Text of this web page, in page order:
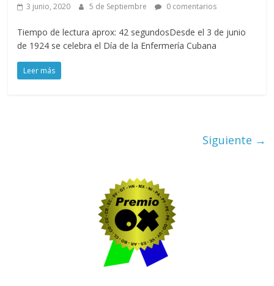
3 junio, 2020 5 de Septiembre 0 comentarios
Tiempo de lectura aprox: 42 segundosDesde el 3 de junio
de 1924 se celebra el Día de la Enfermería Cubana
Leer más
Siguiente →